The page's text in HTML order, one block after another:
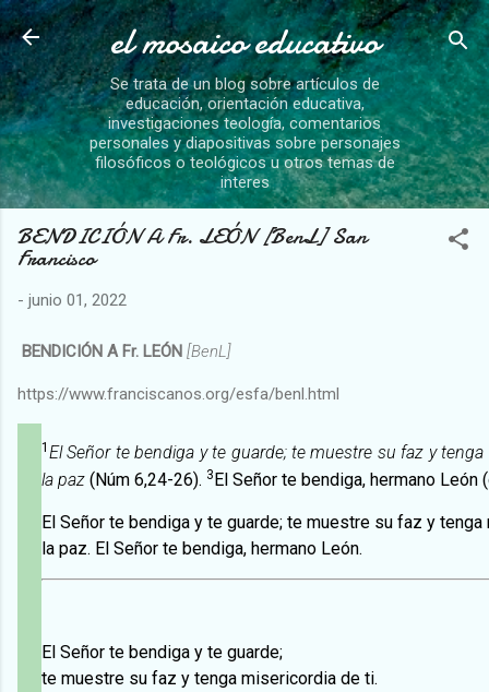
Ir al contenido
el mosaico educativo
Se trata de un blog sobre artículos de
educación, orientación educativa,
investigaciones teología, comentarios
personales y diapositivas sobre personajes
filosóficos o teológicos u otros temas de
interes
BENDICIÓN A Fr. LEÓN [BenL] San
Francisco
- junio 01, 2022
BENDICIÓN A Fr. LEÓN [BenL]
https://www.franciscanos.org/esfa/benl.html
1 El Señor te bendiga y te guarde; te muestre su faz y
la paz (Núm 6,24-26). 3El Señor te bendiga, hermano León
El Señor te bendiga y te guarde; te muestre su faz y
la paz. El Señor te bendiga, hermano León.
El Señor te bendiga y te guarde;
te muestre su faz y tenga misericordia de ti.